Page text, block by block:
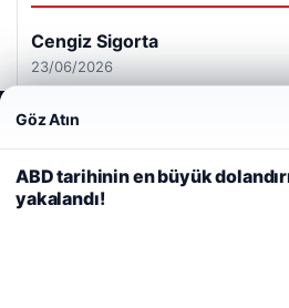
Web sitemizi nasıl kullandığınızı
deneyiminizi kişiselleştirmek ve
kullanıyoruz. Çerez Politikamız
Reddet
Göz Atın
ABD tarihinin en büyük
yakalandı!